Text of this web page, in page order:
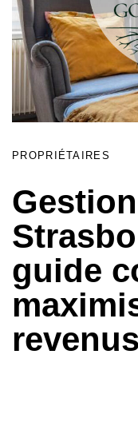
PROPRIÉTAIRES
guide